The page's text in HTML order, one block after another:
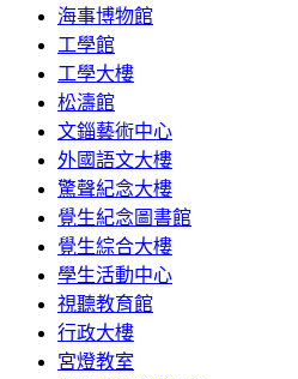
海事博物館
工學館
工學大樓
松濤館
文錙藝術中心
外國語文大樓
驚聲紀念大樓
覺生紀念圖書館
覺生綜合大樓
學生活動中心
視聽教育館
行政大樓
宮燈教室